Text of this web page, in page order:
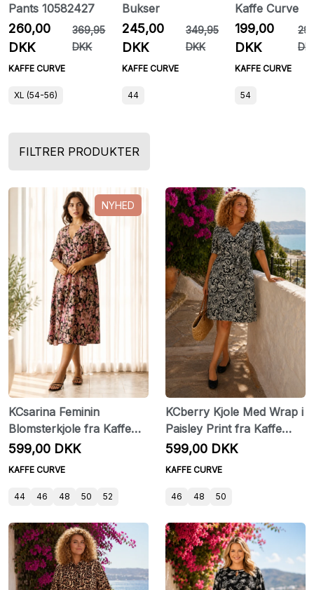
Pants 10582427
260,00
DKK
369,95
DKK
KAFFE CURVE
XL (54-56)
Bukser
245,00
DKK
349,95
DKK
KAFFE CURVE
44
Kaffe Curve
199,00
DKK
KAFFE CURVE
54
FILTRER PRODUKTER
NYHED
KCsarina Feminin
Blomsterkjole fra Kaffe
Curve
599,00 DKK
KAFFE CURVE
44 46 48 50 52
KCberry Kjole Med Wrap i
Paisley Print fra Kaffe
Curve
599,00 DKK
KAFFE CURVE
46 48 50